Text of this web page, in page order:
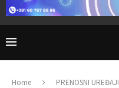
Home PRENOSNI UREĐAJI